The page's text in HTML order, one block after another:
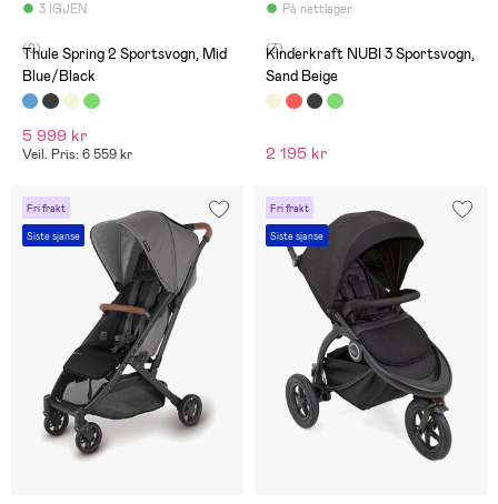
3 IGJEN
(0)
Thule Spring 2 Sportsvogn, Mid
Blue/Black
5 999 kr
Veil. Pris: 6 559 kr
På nettlager
(3)
Kinderkraft NUBI 3 Sportsvogn,
Sand Beige
2 195 kr
Fri frakt
Siste sjanse
Fri frakt
Siste sjanse